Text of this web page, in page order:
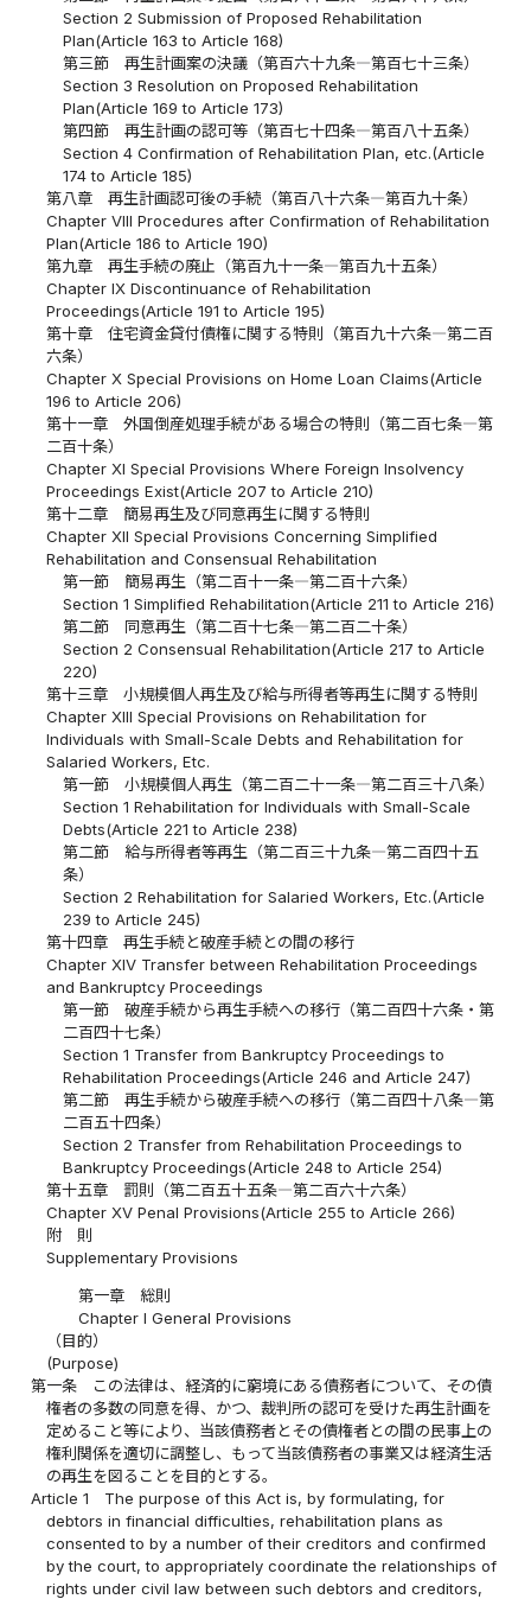
Section 2 Submission of Proposed Rehabilitation
Plan(Article 163 to Article 168)
第三節 再生計画案の決議（第百六十九条―第百七十三条）
Section 3 Resolution on Proposed Rehabilitation
Plan(Article 169 to Article 173)
第四節 再生計画の認可等（第百七十四条―第百八十五条）
Section 4 Confirmation of Rehabilitation Plan, etc.(Article
174 to Article 185)
第八章 再生計画認可後の手続（第百八十六条―第百九十条）
Chapter VIII Procedures after Confirmation of Rehabilitation
Plan(Article 186 to Article 190)
第九章 再生手続の廃止（第百九十一条―第百九十五条）
Chapter IX Discontinuance of Rehabilitation
Proceedings(Article 191 to Article 195)
第十章 住宅資金貸付債権に関する特則（第百九十六条―第二百
六条）
Chapter X Special Provisions on Home Loan Claims(Article
196 to Article 206)
第十一章 外国倒産処理手続がある場合の特則（第二百七条―第
二百十条）
Chapter XI Special Provisions Where Foreign Insolvency
Proceedings Exist(Article 207 to Article 210)
第十二章 簡易再生及び同意再生に関する特則
Chapter XII Special Provisions Concerning Simplified
Rehabilitation and Consensual Rehabilitation
第一節 簡易再生（第二百十一条―第二百十六条）
Section 1 Simplified Rehabilitation(Article 211 to Article 216)
第二節 同意再生（第二百十七条―第二百二十条）
Section 2 Consensual Rehabilitation(Article 217 to Article
220)
第十三章 小規模個人再生及び給与所得者等再生に関する特則
Chapter XIII Special Provisions on Rehabilitation for
Individuals with Small-Scale Debts and Rehabilitation for
Salaried Workers, Etc.
第一節 小規模個人再生（第二百二十一条―第二百三十八条）
Section 1 Rehabilitation for Individuals with Small-Scale
Debts(Article 221 to Article 238)
第二節 給与所得者等再生（第二百三十九条―第二百四十五
条）
Section 2 Rehabilitation for Salaried Workers, Etc.(Article
239 to Article 245)
第十四章 再生手続と破産手続との間の移行
Chapter XIV Transfer between Rehabilitation Proceedings
and Bankruptcy Proceedings
第一節 破産手続から再生手続への移行（第二百四十六条・第
二百四十七条）
Section 1 Transfer from Bankruptcy Proceedings to
Rehabilitation Proceedings(Article 246 and Article 247)
第二節 再生手続から破産手続への移行（第二百四十八条―第
二百五十四条）
Section 2 Transfer from Rehabilitation Proceedings to
Bankruptcy Proceedings(Article 248 to Article 254)
第十五章 罰則（第二百五十五条―第二百六十六条）
Chapter XV Penal Provisions(Article 255 to Article 266)
附 則
Supplementary Provisions
第一章 総則
Chapter I General Provisions
（目的）
(Purpose)
第一条
この法律は、経済的に窮境にある債務者について、その債
権者の多数の同意を得、かつ、裁判所の認可を受けた再生計画を
定めること等により、当該債務者とその債権者との間の民事上の
権利関係を適切に調整し、もって当該債務者の事業又は経済生活
の再生を図ることを目的とする。
Article 1
The purpose of this Act is, by formulating, for
debtors in financial difficulties, rehabilitation plans as
consented to by a number of their creditors and confirmed
by the court, to appropriately coordinate the relationships of
rights under civil law between such debtors and creditors,